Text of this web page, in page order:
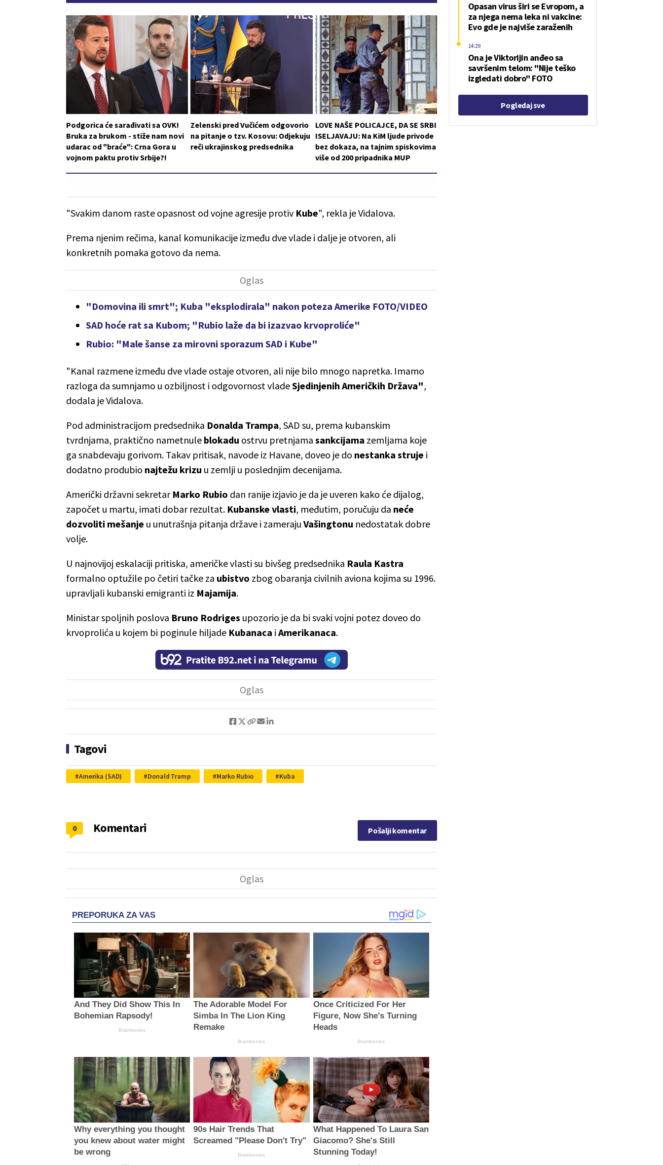
Podgorica će sarađivati sa OVK!
Bruka za brukom - stiže nam novi
udarac od "braće": Crna Gora u
vojnom paktu protiv Srbije?!
Zelenski pred Vučićem odgovorio
na pitanje o tzv. Kosovu: Odjekuju
reči ukrajinskog predsednika
LOVE NAŠE POLICAJCE, DA SE SRBI
ISELJAVAJU: Na KiM ljude privode
bez dokaza, na tajnim spiskovima
više od 200 pripadnika MUP
"Svakim danom raste opasnost od vojne agresije protiv Kube", rekla je Vidalova.
Prema njenim rečima, kanal komunikacije između dve vlade i dalje je otvoren, ali
konkretnih pomaka gotovo da nema.
"Domovina ili smrt"; Kuba "eksplodirala" nakon poteza Amerike FOTO/VIDEO
SAD hoće rat sa Kubom; "Rubio laže da bi izazvao krvoproliće"
Rubio: "Male šanse za mirovni sporazum SAD i Kube"
"Kanal razmene između dve vlade ostaje otvoren, ali nije bilo mnogo napretka. Imamo
razloga da sumnjamo u ozbiljnost i odgovornost vladeSjedinjenih Američkih Država",
dodala je Vidalova.
Pod administracijom predsednika Donalda Trampa, SAD su, prema kubanskim
tvrdnjama, praktično nametnule blokadu ostrvu pretnjama sankcijama zemljama koje
ga snabdevaju gorivom. Takav pritisak, navode iz Havane, doveo je do nestanka struje i
dodatno produbio najtežu krizu u zemlji u poslednjim decenijama.
Američki državni sekretarMarko Rubio dan ranije izjavio je da je uveren kako će dijalog,
započet u martu, imati dobar rezultat. Kubanske vlasti, međutim, poručuju da neće
dozvoliti mešanje u unutrašnja pitanja države i zameraju Vašingtonu nedostatak dobre
volje.
U najnovijoj eskalaciji pritiska, američke vlasti su bivšeg predsednika Raula Kastra
formalno optužile po četiri tačke za ubistvo zbog obaranja civilnih aviona kojima su 1996.
upravljali kubanski emigranti iz Majamija.
Ministar spoljnih poslova Bruno Rodriges upozorio je da bi svaki vojni potez doveo do
krvoprolića u kojem bi poginule hiljade Kubanaca i Amerikanaca.
Tagovi
Amerika (SAD) Donald Tramp Marko Rubio Kuba
Komentari
0 Pošalji komentar
PREPORUKA ZA VAS
And They Did Show This In
Bohemian Rapsody!
Brainberries
The Adorable Model For
Simba In The Lion King
Remake
Brainberries
Once Criticized For Her
Figure, Now She's Turning
Heads
Brainberries
Why everything you thought
you knew about water might
be wrong
90s Hair Trends That
Screamed "Please Don't Try"
Brainberries
What Happened To Laura San
Giacomo? She's Still
Stunning Today!
Opasan virus širi se Evropom, a
za njega nema leka ni vakcine:
Evo gde je najviše zaraženih
Ona je Viktorijin anđeo sa
savršenim telom: "Nije teško
izgledati dobro" FOTO
14:29
Pogledaj sve